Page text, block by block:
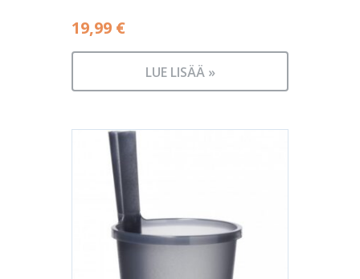
19,99 €
LUE LISÄÄ »